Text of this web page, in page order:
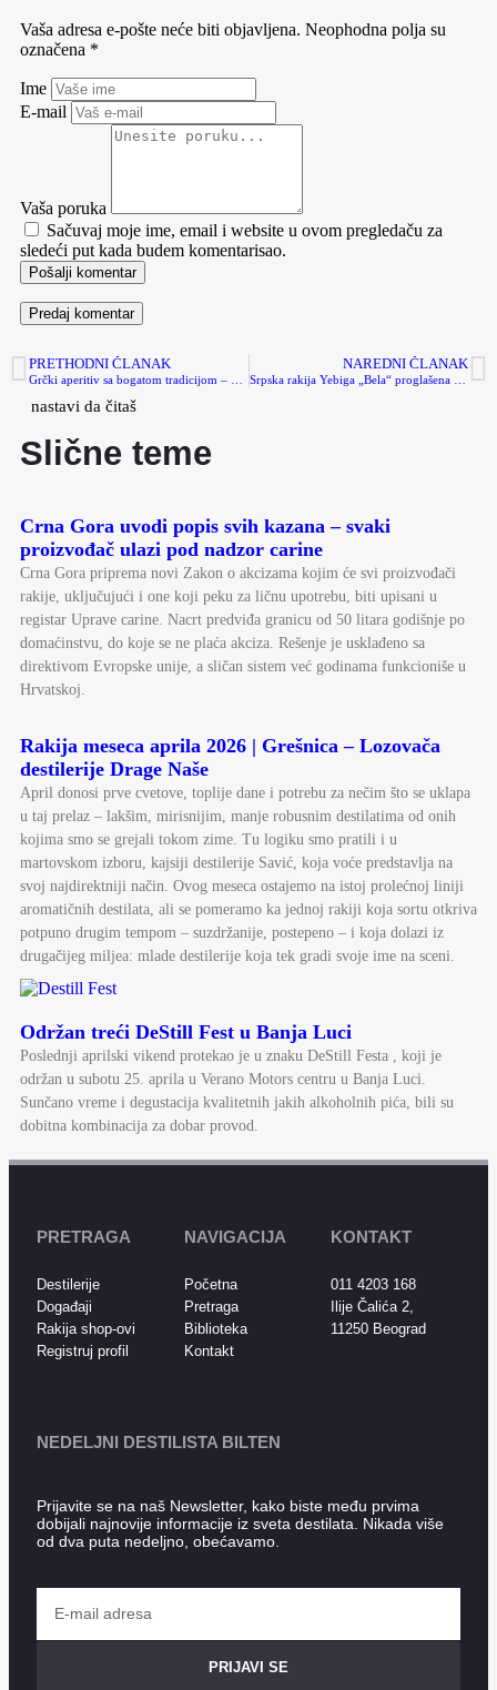
Vaša adresa e-pošte neće biti objavljena. Neophodna polja su
označena *
Ime
E-mail
Vaša poruka
Sačuvaj moje ime, email i website u ovom pregledaču za
sledeći put kada budem komentarisao.
Pošalji komentar
PRETHODNI ČLANAK NAREDNI ČLANAK
nastavi da čitaš
Slične teme
Crna Gora uvodi popis svih kazana – svaki
proizvođač ulazi pod nadzor carine
Crna Gora priprema novi Zakon o akcizama kojim će svi proizvođači
rakije, uključujući i one koji peku za ličnu upotrebu, biti upisani u
registar Uprave carine. Nacrt predviđa granicu od 50 litara godišnje po
domaćinstvu, do koje se ne plaća akciza. Rešenje je usklađeno sa
direktivom Evropske unije, a sličan sistem već godinama funkcioniše u
Hrvatskoj.
Rakija meseca aprila 2026 | Grešnica – Lozovača
destilerije Drage Naše
April donosi prve cvetove, toplije dane i potrebu za nečim što se uklapa
u taj prelaz – lakšim, mirisnijim, manje robusnim destilatima od onih
kojima smo se grejali tokom zime. Tu logiku smo pratili i u
martovskom izboru, kajsiji destilerije Savić, koja voće predstavlja na
svoj najdirektniji način. Ovog meseca ostajemo na istoj prolećnoj liniji
aromatičnih destilata, ali se pomeramo ka jednoj rakiji koja sortu otkriva
potpuno drugim tempom – suzdržanije, postepeno – i koja dolazi iz
drugačijeg miljea: mlade destilerije koja tek gradi svoje ime na sceni.
Održan treći DeStill Fest u Banja Luci
Poslednji aprilski vikend protekao je u znaku DeStill Festa , koji je
održan u subotu 25. aprila u Verano Motors centru u Banja Luci.
Sunčano vreme i degustacija kvalitetnih jakih alkoholnih pića, bili su
dobitna kombinacija za dobar provod.
PRETRAGA
Destilerije
Događaji
Rakija shop-ovi
Registruj profil
NAVIGACIJA
Početna
Pretraga
Biblioteka
Kontakt
KONTAKT
011 4203 168
Ilije Čalića 2,
11250 Beograd
NEDELJNI DESTILISTA BILTEN
Prijavite se na naš Newsletter, kako biste među prvima
dobijali najnovije informacije iz sveta destilata. Nikada više
od dva puta nedeljno, obećavamo.
PRIJAVI SE